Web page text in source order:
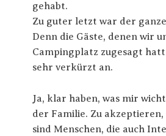
gehabt.
Zu guter letzt war der
Denn die Gäste, denen wir
Campingplatz zugesagt
sehr verkürzt an.
Ja, klar haben, was mir
der Familie. Zu
sind Menschen, die auch